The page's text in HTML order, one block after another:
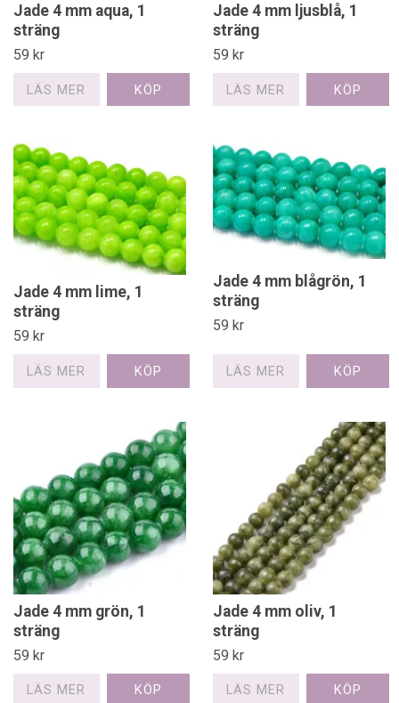
Jade 4 mm aqua, 1
sträng
59 kr
LÄS MER
Jade 4 mm ljusblå, 1
sträng
59 kr
LÄS MER
Jade 4 mm lime, 1
sträng
59 kr
LÄS MER
Jade 4 mm blågrön, 1
sträng
59 kr
LÄS MER
Jade 4 mm grön, 1
sträng
59 kr
LÄS MER
Jade 4 mm oliv, 1
sträng
59 kr
LÄS MER